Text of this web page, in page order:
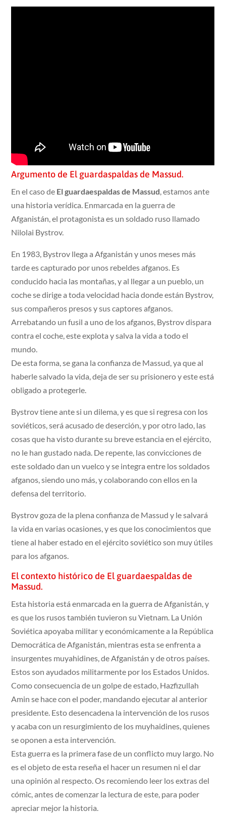
Argumento de El guardaspaldas de Massud.
En el caso de El guardaespaldas de Massud , estamos ante
una historia verídica. Enmarcada en la guerra de
Afganistán, el protagonista es un soldado ruso llamado
Nilolai Bystrov.
En 1983, Bystrov llega a Afganistán y unos meses más
tarde es capturado por unos rebeldes afganos. Es
conducido hacia las montañas, y al llegar a un pueblo, un
coche se dirige a toda velocidad hacia donde están Bystrov,
sus compañeros presos y sus captores afganos.
Arrebatando un fusil a uno de los afganos, Bystrov dispara
contra el coche, este explota y salva la vida a todo el
mundo.
De esta forma, se gana la confianza de Massud, ya que al
haberle salvado la vida, deja de ser su prisionero y este está
obligado a protegerle.
Bystrov tiene ante si un dilema, y es que si regresa con los
soviéticos, será acusado de deserción, y por otro lado, las
cosas que ha visto durante su breve estancia en el ejército,
no le han gustado nada. De repente, las convicciones de
este soldado dan un vuelco y se integra entre los soldados
afganos, siendo uno más, y colaborando con ellos en la
defensa del territorio.
Bystrov goza de la plena confianza de Massud y le salvará
la vida en varias ocasiones, y es que los conocimientos que
tiene al haber estado en el ejército soviético son muy útiles
para los afganos.
El contexto histórico de El guardaespaldas de
Massud.
Esta historia está enmarcada en la guerra de Afganistán, y
es que los rusos también tuvieron su Vietnam. La Unión
Soviética apoyaba militar y económicamente a la República
Democrática de Afganistán, mientras esta se enfrenta a
insurgentes muyahidines, de Afganistán y de otros países.
Estos son ayudados militarmente por los Estados Unidos.
Como consecuencia de un golpe de estado, Hazfizullah
Amin se hace con el poder, mandando ejecutar al anterior
presidente. Esto desencadena la intervención de los rusos
y acaba con un resurgimiento de los muyhaidines, quienes
se oponen a esta intervención.
Esta guerra es la primera fase de un conflicto muy largo. No
es el objeto de esta reseña el hacer un resumen ni el dar
una opinión al respecto. Os recomiendo leer los extras del
cómic, antes de comenzar la lectura de este, para poder
apreciar mejor la historia.